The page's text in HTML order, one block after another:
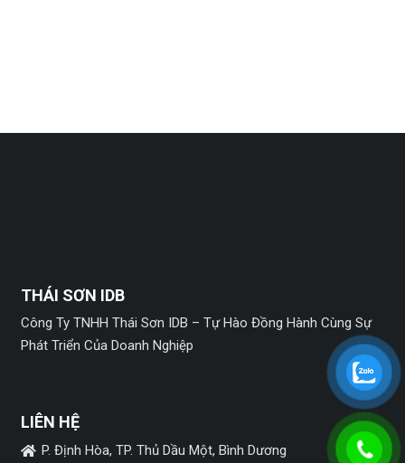
THÁI SƠN IDB
Công Ty TNHH Thái Sơn IDB – Tự Hào Đồng Hành Cùng Sự
Phát Triển Của Doanh Nghiệp
LIÊN HỆ
P. Định Hòa, TP. Thủ Dầu Một, Bình Dương